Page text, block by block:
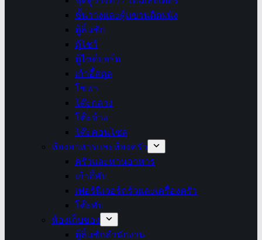
ชั้นวางและตู้แขวนติดผนัง
ตู้ลิ้นชัก
ตู้โชว์
ตู้ไซด์บอร์ด
เก้าอี้สตูล
โซฟา
โต๊ะกลาง
โต๊ะข้าง
โต๊ะคอนโซล
ห้องอาหารและห้องครัว
ครัวและทานอาหาร
เก้าอี้พับ
เฟอร์นิเจอร์ครัวและเครื่องครัว
โต๊ะพับ
ห้องเก็บของ
ตู้ลิ้นชักสำนักงาน